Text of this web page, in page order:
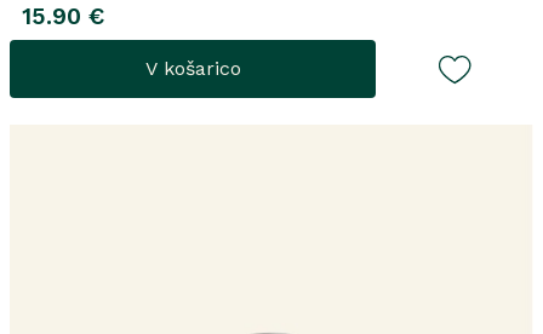
15.90 €
V košarico